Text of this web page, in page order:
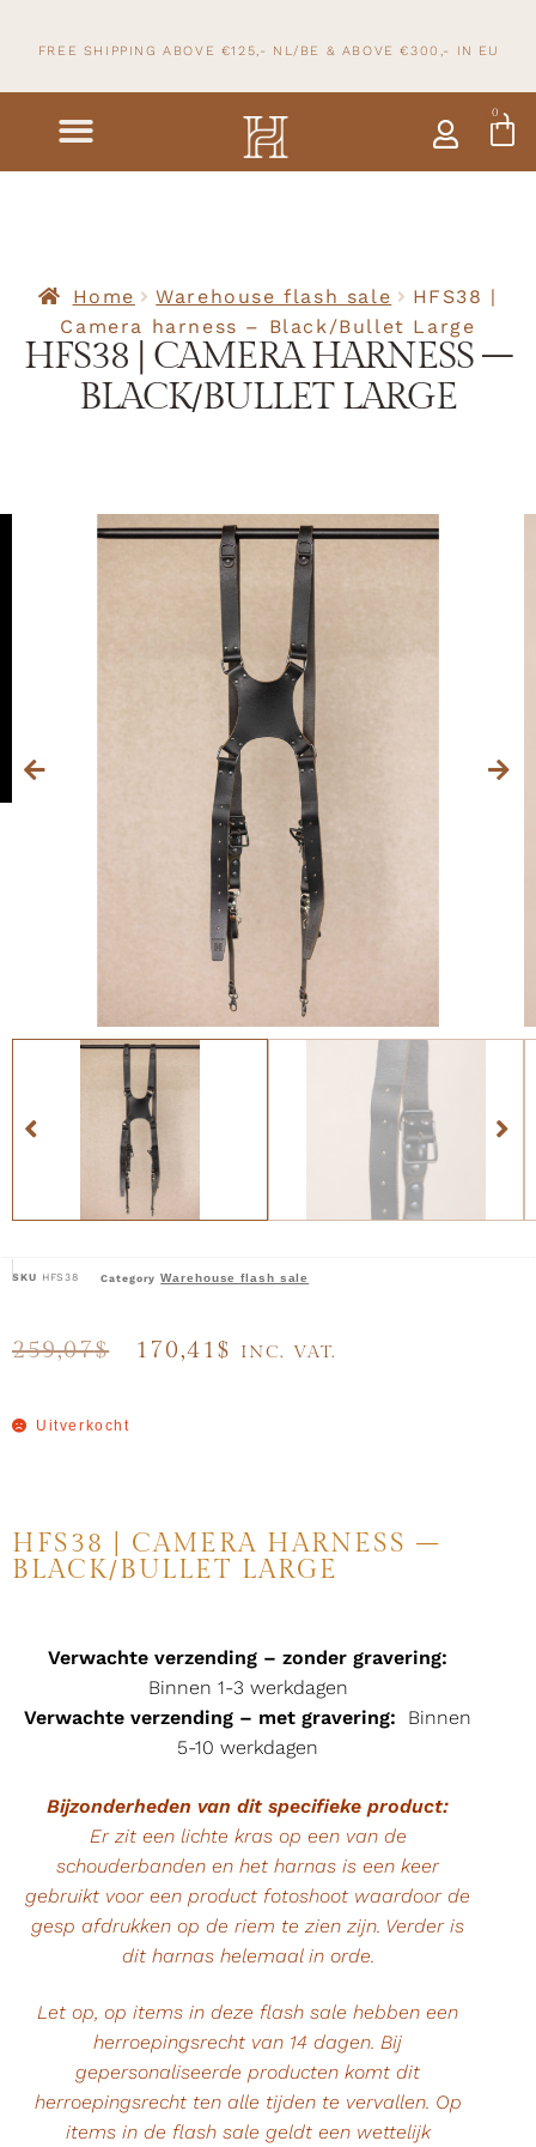
FREE SHIPPING ABOVE €125,- NL/BE & ABOVE €300,- IN EU
0
Home Warehouse flash sale
HFS38 |
Camera harness – Black/Bullet Large
HFS38 | CAMERA HARNESS –
BLACK/BULLET LARGE
SKU HFS38 Category Warehouse flash sale
259,07$ 170,41$ INC. VAT.
Uitverkocht
HFS38 | CAMERA HARNESS –
BLACK/BULLET LARGE
Verwachte verzending – zonder gravering:
Binnen 1-3 werkdagen
Verwachte verzending – met gravering: Binnen
5-10 werkdagen
Bijzonderheden van dit specifieke product:
Er zit een lichte kras op een van de
schouderbanden en het harnas is een keer
gebruikt voor een product fotoshoot waardoor de
gesp afdrukken op de riem te zien zijn. Verder is
dit harnas helemaal in orde.
Let op, op items in deze flash sale hebben een
herroepingsrecht van 14 dagen. Bij
gepersonaliseerde producten komt dit
herroepingsrecht ten alle tijden te vervallen. Op
items in de flash sale geldt een wettelijk